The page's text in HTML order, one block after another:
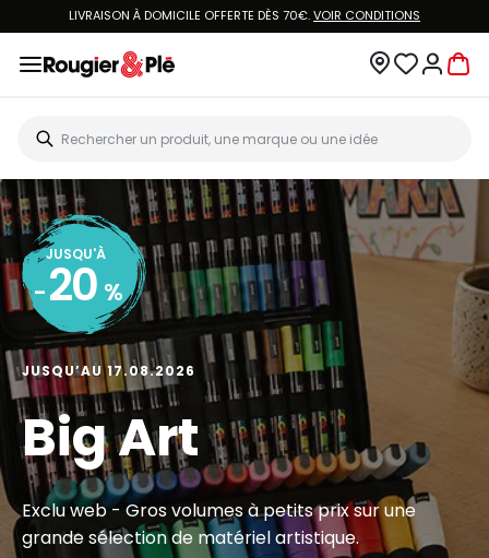
LIVRAISON À DOMICILE OFFERTE DÈS 70€.VOIR CONDITIONS
JUSQU'À
- 20 %
JUSQU’AU 17.08.2026
Big Art
Exclu web - Gros volumes à petits prix sur une
grande sélection de matériel artistique.